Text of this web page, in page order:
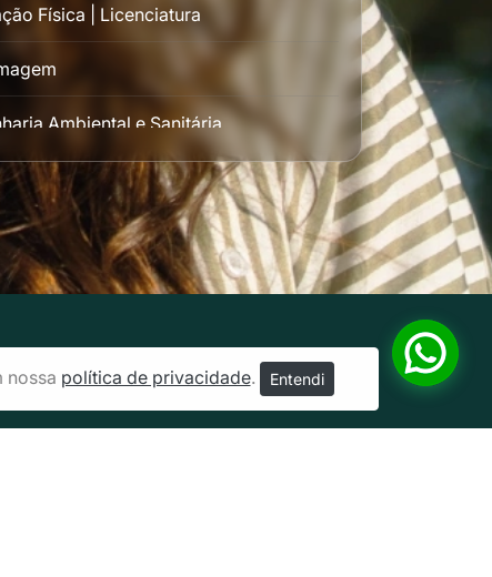
Física | Licenciatura
Ambiental e Sanitária
Civil
de Produção
de Software
Mecânica Automotiva
nossa política de privacidade. Entendi